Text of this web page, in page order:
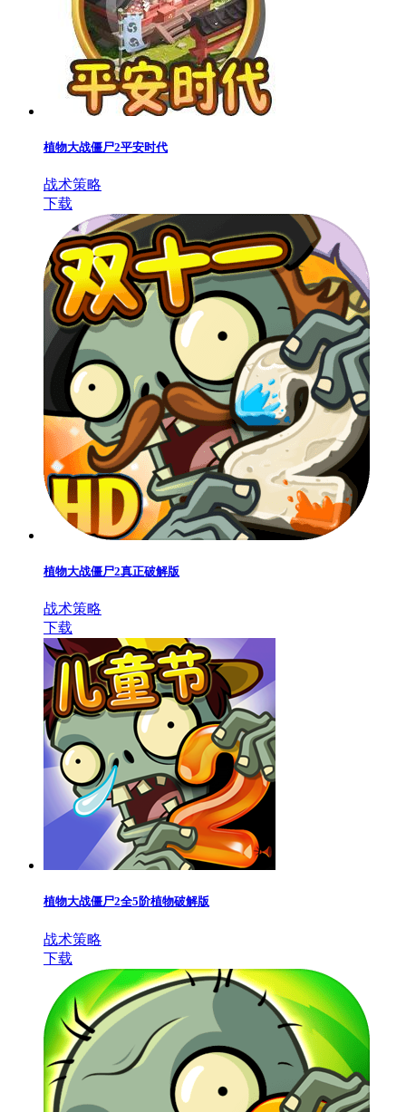
植物大战僵尸2平安时代
战术策略
下载
植物大战僵尸2真正破解版
战术策略
下载
植物大战僵尸2全5阶植物破解版
战术策略
下载